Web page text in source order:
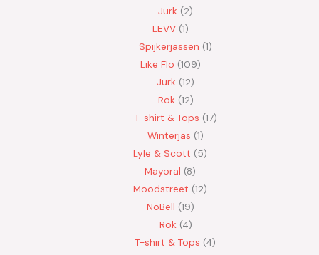
Jurk 2
LEVV 1
Spijkerjassen 1
Like Flo 109
Jurk 12
Rok 12
T-shirt & Tops 17
Winterjas 1
Lyle & Scott 5
Mayoral 8
Moodstreet 12
NoBell 19
Rok 4
T-shirt & Tops 4